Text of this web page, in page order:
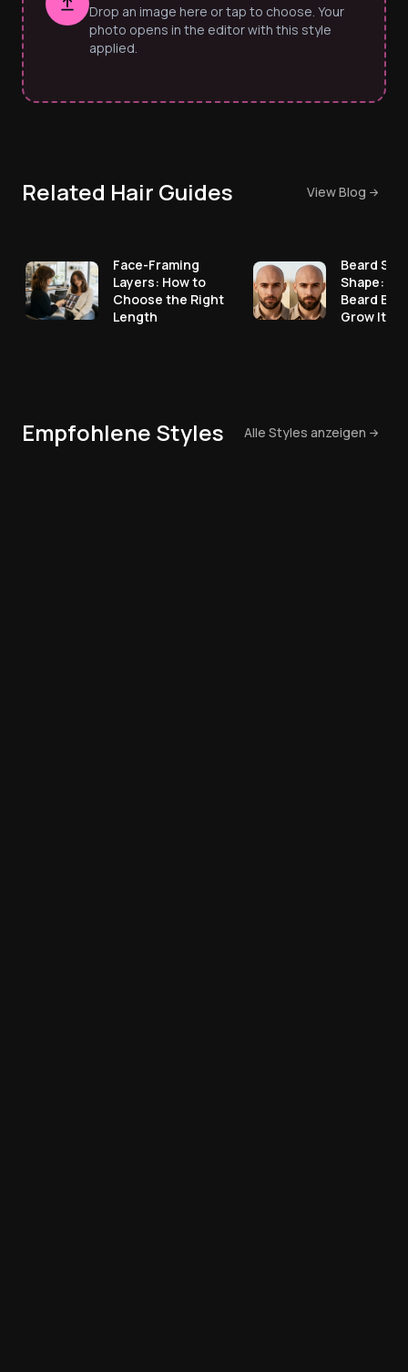
Drop an image here or tap to choose. Your
photo opens in the editor with this style
applied.
Related Hair Guides View Blog
Face-Framing
Layers: How to
Choose the Right
Length
Beard
Shape:
Beard
Grow It
Empfohlene Styles Alle Styles anzeigen